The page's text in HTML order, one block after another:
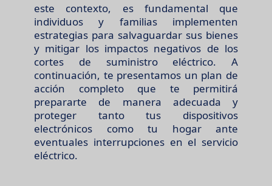
este contexto, es fundamental que
individuos y familias implementen
estrategias para salvaguardar sus bienes
y mitigar los impactos negativos de los
cortes de suministro eléctrico. A
continuación, te presentamos un plan de
acción completo que te permitirá
prepararte de manera adecuada y
proteger tanto tus dispositivos
electrónicos como tu hogar ante
eventuales interrupciones en el servicio
eléctrico.